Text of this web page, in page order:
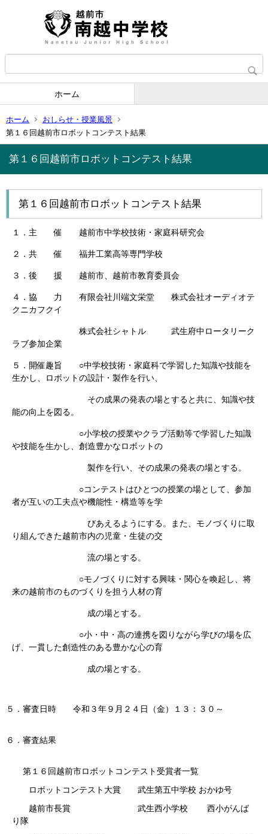
ホーム
ホーム
おしらせ・授業風景
第１６回越前市ロボットコンテスト結果
第１６回越前市ロボットコンテスト結果
第１６回越前市ロボットコンテスト結果
１．主 催 越前市中学校技術・家庭科研究会
２．共 催 福井工業高等専門学校
３．後 援 越前市、越前市教育委員会
４．協 力 有限会社川端文栄堂 株式会社オーディオテ
クニカフクイ
株式会社シャトル 武生府中ロータリーク
ラブ参加企業
５．開催趣旨 ○中学校技術・家庭科で学習した知識や技能を
生かし、ロボットの設計・製作を行い、
その成果の発表の場とすると共に、知識や技
能の向上を図る。
○小学校の授業やクラブ活動等で学習した知識
や技能を生かし、創造豊かなロボットの
製作を行い、その成果の発表の場とする。
○コンテストはひとつの授業の場として、参加
者が互いの工夫点や機能性・構造等を学
びあえるようにする。また、モノづくりに取
り組んできた越前市内の児童・生徒の交
流の場とする。
○モノづくりに対する興味・関心を喚起し、将
来の越前市のものづくりを担う人材の育
成の場とする。
○小・中・高の連携を図りながら学びの場を広
げ、一貫した創造性のある豊かな心の育
成の場とする。
５．審査日時 令和３年９月２４日（金）１３：３０～
６．審査結果
第１６回越前市ロボットコンテスト受賞者一覧
ロボットコンテスト大賞 武生第五中学校 おかゆ号
越前市長賞 武生西小学校
西小がんば
り隊